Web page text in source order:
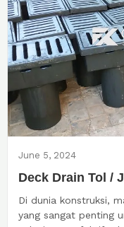
June 5, 2024
Deck Drain Tol /
Di dunia konstruksi,
yang sangat penting